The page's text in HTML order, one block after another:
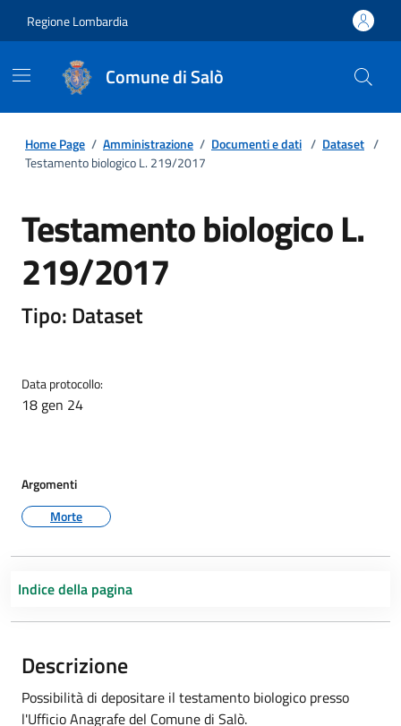
Regione Lombardia
Comune di Salò
Home Page / Amministrazione / Documenti e dati / Dataset /
Testamento biologico L. 219/2017
Testamento biologico L.
219/2017
Tipo: Dataset
Data protocollo:
18 gen 24
Argomenti
Morte
Indice della pagina
Descrizione
Possibilità di depositare il testamento biologico presso
l'Ufficio Anagrafe del Comune di Salò.